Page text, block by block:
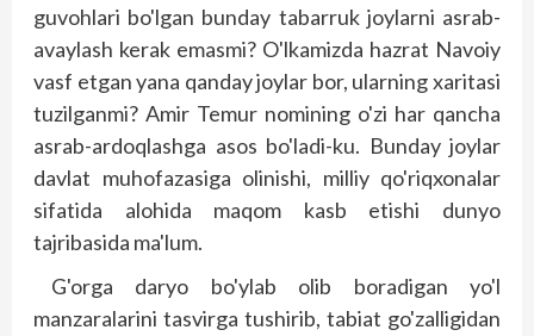
guvohlari bo'lgan bunday tabarruk joylarni asrab-
avaylash kerak emasmi? O'lkamizda hazrat Navoiy
vasf etgan yana qanday joylar bor, ularning xaritasi
tuzilganmi? Amir Temur nomining o'zi har qancha
asrab-ardoqlashga asos bo'ladi-ku. Bunday joylar
davlat muhofazasiga olinishi, milliy qo'riqxonalar
sifatida alohida maqom kasb etishi dunyo
tajribasida ma'lum.
G'orga daryo bo'ylab olib boradigan yo'l
manzaralarini tasvirga tushirib, tabiat go'zalligidan